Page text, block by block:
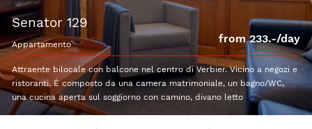
senator 129
appartamento from 233.-/day
Attraente bilocale con balcone nel centro di Verbier. Vicino a negozi e
ristoranti. È composto da una camera matrimoniale, un bagno/WC,
una cucina aperta sul soggiorno con camino, divano letto